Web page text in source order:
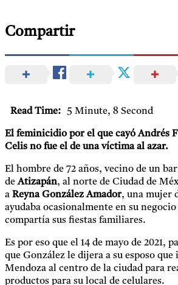
Compartir
Read Time: 5 Minute, 8 Second
El feminicidio por el que cayó Andrés
Celis no fue el de una víctima al azar.
El hombre de 72 años, vecino de un
deAtizapán, al norte de Ciudad de
a Reyna González Amador, una mujer
ayudaba ocasionalmente en su
compartía sus fiestas familiares.
Es por eso que el 14 de mayo de 2021,
que González le dijera a su esposo que
Mendoza al centro de la ciudad para
productos para su local de celulares.